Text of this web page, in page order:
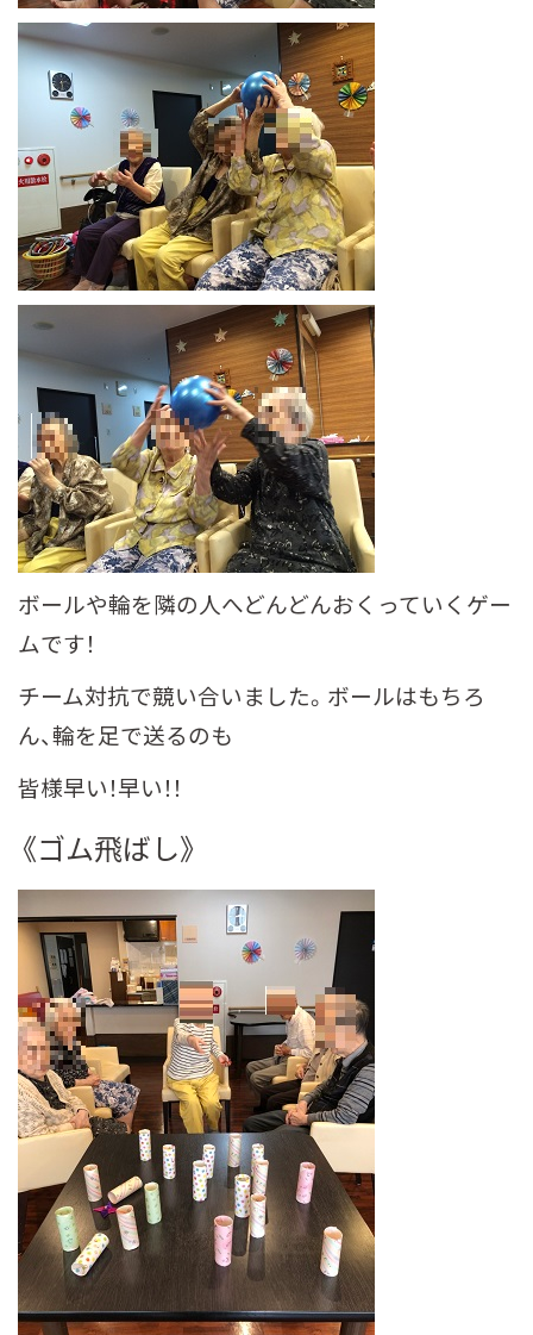
ボールや輪を隣の人へどんどんおくっていくゲー
ムです！
チーム対抗で競い合いました。ボールはもちろ
ん、輪を足で送るのも
皆様早い！早い！！
《ゴム飛ばし》